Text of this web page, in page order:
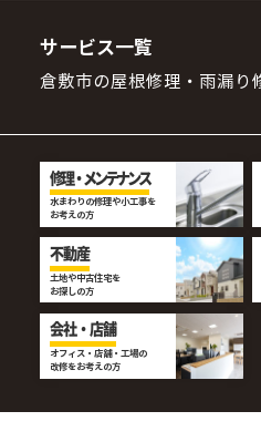
サービス一覧
倉敷市の屋根修理・雨漏り
修理・メンテナンス
水まわりの修理や小工事を
お考えの方
不動産
土地や中古住宅を
お探しの方
会社・店舗
オフィス・店舗・工場の
改修をお考えの方